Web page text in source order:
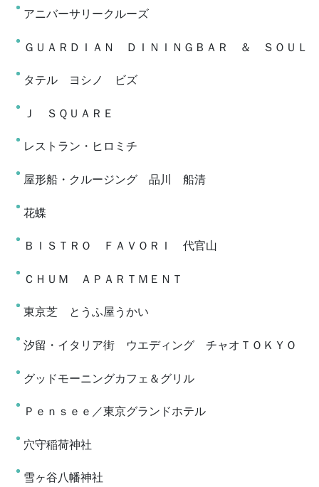
アニバーサリークルーズ
ＧＵＡＲＤＩＡＮ ＤＩＮＩＮＧＢＡＲ ＆ ＳＯＵＬ
タテル ヨシノ ビズ
Ｊ ＳＱＵＡＲＥ
レストラン・ヒロミチ
屋形船・クルージング 品川 船清
花蝶
ＢＩＳＴＲＯ ＦＡＶＯＲＩ 代官山
ＣＨＵＭ ＡＰＡＲＴＭＥＮＴ
東京芝 とうふ屋うかい
汐留・イタリア街 ウエディング チャオＴＯＫＹＯ
グッドモーニングカフェ＆グリル
Ｐｅｎｓｅｅ／東京グランドホテル
穴守稲荷神社
雪ヶ谷八幡神社